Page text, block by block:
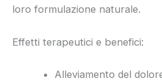
loro formulazione naturale.
Effetti terapeutici e benefici:
Alleviamento del